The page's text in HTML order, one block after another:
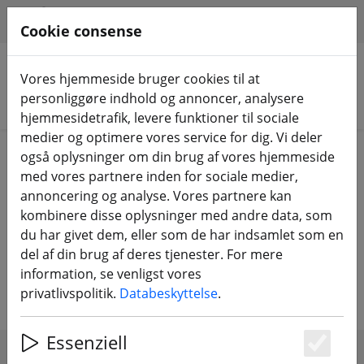
Søg efter produkter
Home Udstyr
FrSky-fjernbetjening
FrSky-modtager
FrSky RX-modtager - pålidelig,
kraftfuld. Ideel til helikoptere og
flyvemaskiner
Cookie consense
Vores hjemmeside bruger cookies til at
personliggøre indhold og annoncer, analysere
hjemmesidetrafik, levere funktioner til sociale
medier og optimere vores service for dig. Vi deler
også oplysninger om din brug af vores hjemmeside
med vores partnere inden for sociale medier,
annoncering og analyse. Vores partnere kan
kombinere disse oplysninger med andre data, som
du har givet dem, eller som de har indsamlet som en
del af din brug af deres tjenester. For mere
information, se venligst vores
privatlivspolitik. Databeskyttelse.
Essenziell